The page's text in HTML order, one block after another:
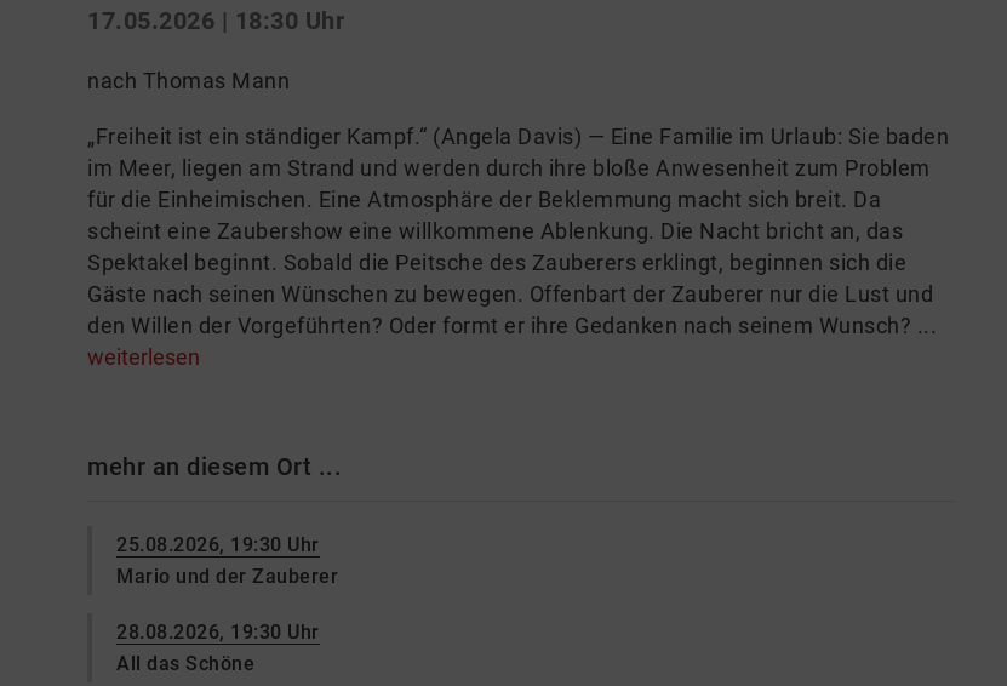
17.05.2026 | 18:30 Uhr
nach Thomas Mann
„Freiheit ist ein ständiger Kampf.“ (Angela Davis) — Eine Familie im Urlaub: Sie baden
im Meer, liegen am Strand und werden durch ihre bloße Anwesenheit zum Problem
für die Einheimischen. Eine Atmosphäre der Beklemmung macht sich breit. Da
scheint eine Zaubershow eine willkommene Ablenkung. Die Nacht bricht an, das
Spektakel beginnt. Sobald die Peitsche des Zauberers erklingt, beginnen sich die
Gäste nach seinen Wünschen zu bewegen. Offenbart der Zauberer nur die Lust und
den Willen der Vorgeführten? Oder formt er ihre Gedanken nach seinem Wunsch? ...
weiterlesen
mehr an diesem Ort ...
25.08.2026, 19:30 Uhr
Mario und der Zauberer
28.08.2026, 19:30 Uhr
All das Schöne